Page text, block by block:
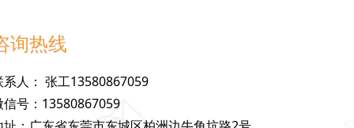
询热线
系人 ：张工13580867059
信号 ： 13580867059